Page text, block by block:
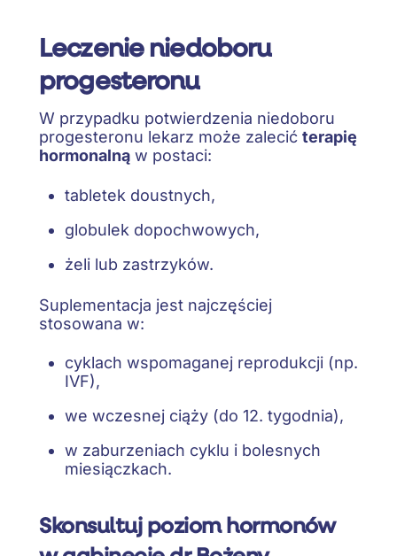
Leczenie niedoboru
progesteronu
W przypadku potwierdzenia niedoboru
progesteronu lekarz może zalecić terapię
hormonalną w postaci:
tabletek doustnych,
globulek dopochwowych,
żeli lub zastrzyków.
Suplementacja jest najczęściej
stosowana w:
cyklach wspomaganej reprodukcji (np.
IVF),
we wczesnej ciąży (do 12. tygodnia),
w zaburzeniach cyklu i bolesnych
miesiączkach.
Skonsultuj poziom hormonów